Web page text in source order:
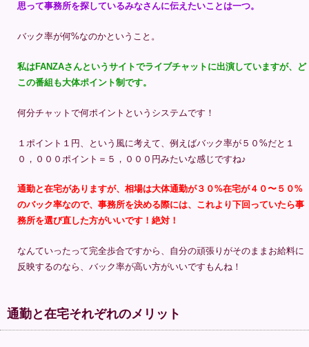
思って事務所を探しているみなさんに伝えたいことは一つ。
バック率が何%なのかということ。
私はFANZAさんというサイトでライブチャットに出演していますが、ど
この番組も大体ポイント制です。
何分チャットで何ポイントというシステムです！
１ポイント１円、という風に考えて、例えばバック率が５０%だと１
０，０００ポイント＝５，０００円みたいな感じですね♪
通勤と在宅がありますが、相場は大体通勤が３０%在宅が４０〜５０%
のバック率なので、事務所を決める際には、これより下回っていたら事
務所を選び直した方がいいです！絶対！
なんていったって完全歩合ですから、自分の頑張りがそのままお給料に
反映するのなら、バック率が高い方がいいですもんね！
通勤と在宅それぞれのメリット